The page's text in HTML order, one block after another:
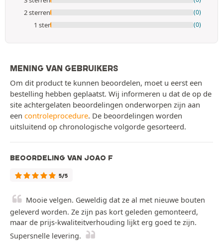
2 sterren (0)
1 ster (0)
MENING VAN GEBRUIKERS
Om dit product te kunnen beoordelen, moet u eerst een
bestelling hebben geplaatst. Wij informeren u dat de op de
site achtergelaten beoordelingen onderworpen zijn aan
een controleprocedure. De beoordelingen worden
uitsluitend op chronologische volgorde gesorteerd.
BEOORDELING VAN JOAO F
5/5
Mooie velgen. Geweldig dat ze al met nieuwe bouten
geleverd worden. Ze zijn pas kort geleden gemonteerd,
maar de prijs-kwaliteitverhouding lijkt erg goed te zijn.
Supersnelle levering.